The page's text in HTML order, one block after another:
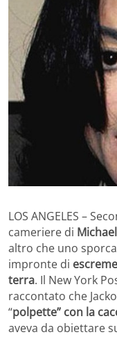
LOS ANGELES –
cameriere di
altro che uno
impronte di
terra. Il New York
raccontato che
“polpette” con la
aveva da obiettare